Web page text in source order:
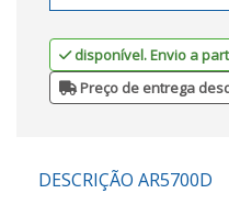
disponível. Envio a
Preço de entrega
DESCRIÇÃO AR5700D